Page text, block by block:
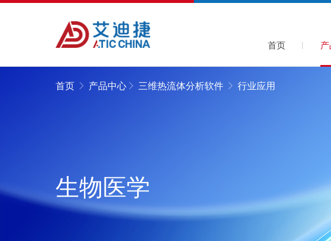
首页
生物医学
首页 产品中心 三维热流体分析软件 行业应用